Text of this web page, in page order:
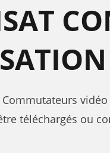
Commutateurs
téléchargés ou